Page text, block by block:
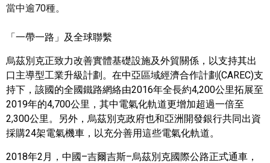
當中逾70種。
「一帶一路」及全球聯繫
烏茲別克正致力改善實體基礎設施及外貿關係，以支持其出
口主導型工業升級計劃。在中亞區域經濟合作計劃(CAREC)支
持下，該國的全國鐵路網絡由2016年全長約4,200公里拓展至
2019年的4,700公里，其中電氣化軌道更增加超過一倍至
2,300公里。另外，烏茲別克政府也和亞洲開發銀行共同出資
採購24架電氣機車，以充分善用這些電氣化軌道。
2018年2月，中國–吉爾吉斯–烏茲別克國際公路正式通車，